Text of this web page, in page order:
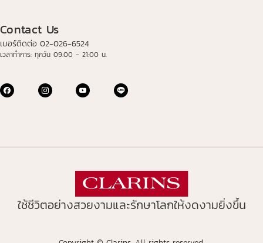
Contact Us
เบอร์ติดต่อ 02-026-6524
เวลาทำการ: ทุกวัน 09.00 - 21:00 น.
ใช้ชีวิตอย่างสวยงามและรักษาโลกให้งดงามยิ่งขึ้น